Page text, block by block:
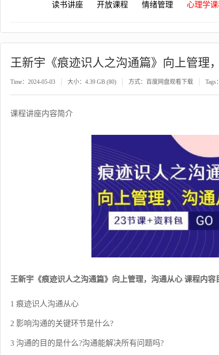
读书讲座 开放课程 情绪管理 心理学
王新宇《痕迹识人之沟通篇》向上管理
Time：2024-05-03 大小：4.39 GB (80) 方式：百度网盘观看下载 Tags
课程讲座内容简介
王新宇《痕迹识人之沟通篇》向上管理，沟通从心 课程内容
1 痕迹识人沟通从心
2 影响沟通的关键环节是什么?
3 沟通的目的是什么?沟通能解决所有问题吗?